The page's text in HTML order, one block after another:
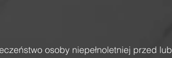
osoby niepełnoletniej przed lub